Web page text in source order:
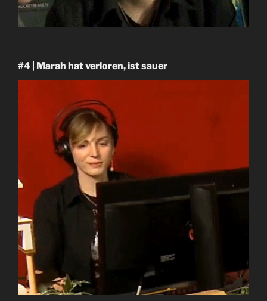
#4 | Marah hat verloren, ist sauer